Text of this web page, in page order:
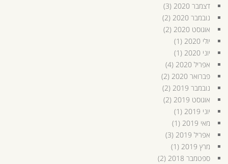
דצמבר 2020
(3)
נובמבר 2020
(2)
אוגוסט 2020
(2)
יולי 2020
(1)
יוני 2020
(1)
אפריל 2020
(4)
פברואר 2020
(2)
נובמבר 2019
(2)
אוגוסט 2019
(2)
יוני 2019
(1)
מאי 2019
(1)
אפריל 2019
(3)
מרץ 2019
(1)
ספטמבר 2018
(2)